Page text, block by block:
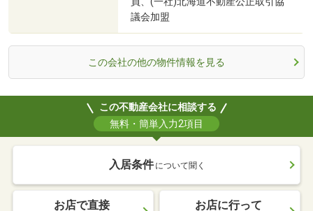
議会加盟
この会社の他の物件情報を見る
この不動産会社に相談する
無料・簡単入力2項目
入居条件 について聞く
お店で直接 お店に行って